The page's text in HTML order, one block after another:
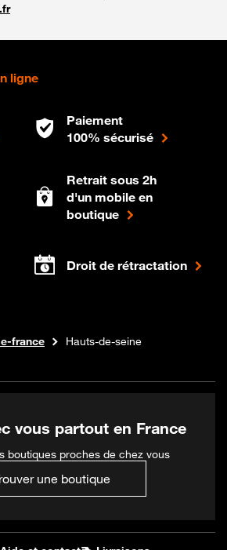
ligne
Paiement
100% sécurisé
Retrait sous 2h
d'un mobile en
boutique
Droit de rétractation
france Hauts-de-seine